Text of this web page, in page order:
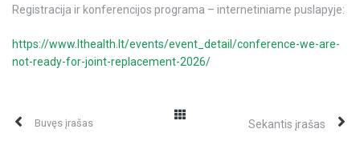
Registracija ir konferencijos programa – internetiniame puslapyje:
https://www.lthealth.lt/events/event_detail/conference-we-are-
not-ready-for-joint-replacement-2026/
Buvęs įrašas Sekantis įrašas